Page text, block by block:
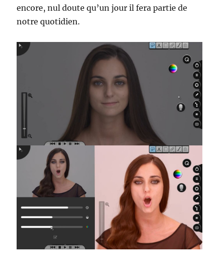
encore, nul doute qu’un jour il fera partie de
notre quotidien.